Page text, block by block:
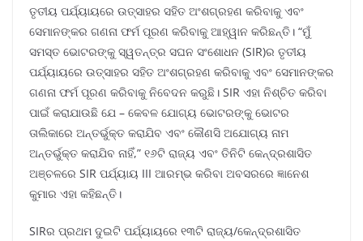
ତୃତୀୟ ପର୍ଯ୍ୟାୟରେ ଉତ୍ସାହର ସହିତ ଅଂଶଗ୍ରହଣ କରିବାକୁ ଏବଂ
ସେମାନଙ୍କର ଗଣନା ଫର୍ମ ପୂରଣ କରିବାକୁ ଆହ୍ୱାନ କରିଛନ୍ତି। “ମୁଁ
ସମସ୍ତ ଭୋଟରଙ୍କୁ ସ୍ୱତନ୍ତ୍ର ସଘନ ସଂଶୋଧନ (SIR)ର ତୃତୀୟ
ପର୍ଯ୍ୟାୟରେ ଉତ୍ସାହର ସହିତ ଅଂଶଗ୍ରହଣ କରିବାକୁ ଏବଂ ସେମାନଙ୍କର
ଗଣନା ଫର୍ମ ପୂରଣ କରିବାକୁ ନିବେଦନ କରୁଛି। SIR ଏହା ନିଶ୍ଚିତ କରିବା
ପାଇଁ କରାଯାଉଛି ଯେ – କେବଳ ଯୋଗ୍ୟ ଭୋଟରଙ୍କୁ ଭୋଟର
ତାଲିକାରେ ଅନ୍ତର୍ଭୁକ୍ତ କରାଯିବ ଏବଂ କୌଣସି ଅଯୋଗ୍ୟ ନାମ
ଅନ୍ତର୍ଭୁକ୍ତ କରାଯିବ ନାହିଁ,” ୧୬ଟି ରାଜ୍ୟ ଏବଂ ତିନିଟି କେନ୍ଦ୍ରଶାସିତ
ଅଞ୍ଚଳରେ SIR ପର୍ଯ୍ୟାୟ III ଆରମ୍ଭ କରିବା ଅବସରରେ ଜ୍ଞାନେଶ
କୁମାର ଏହା କହିଛନ୍ତି।
SIRର ପ୍ରଥମ ଦୁଇଟି ପର୍ଯ୍ୟାୟରେ ୧୩ଟି ରାଜ୍ୟ/କେନ୍ଦ୍ରଶାସିତ